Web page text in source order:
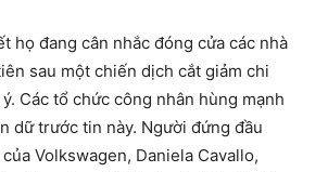
họ đang cân nhắc đóng cửa các nhà
sau một chiến dịch cắt giảm chi
Các tổ chức công nhân hùng mạnh
dữ trước tin này. Người đứng đầu
Volkswagen, Daniela Cavallo,